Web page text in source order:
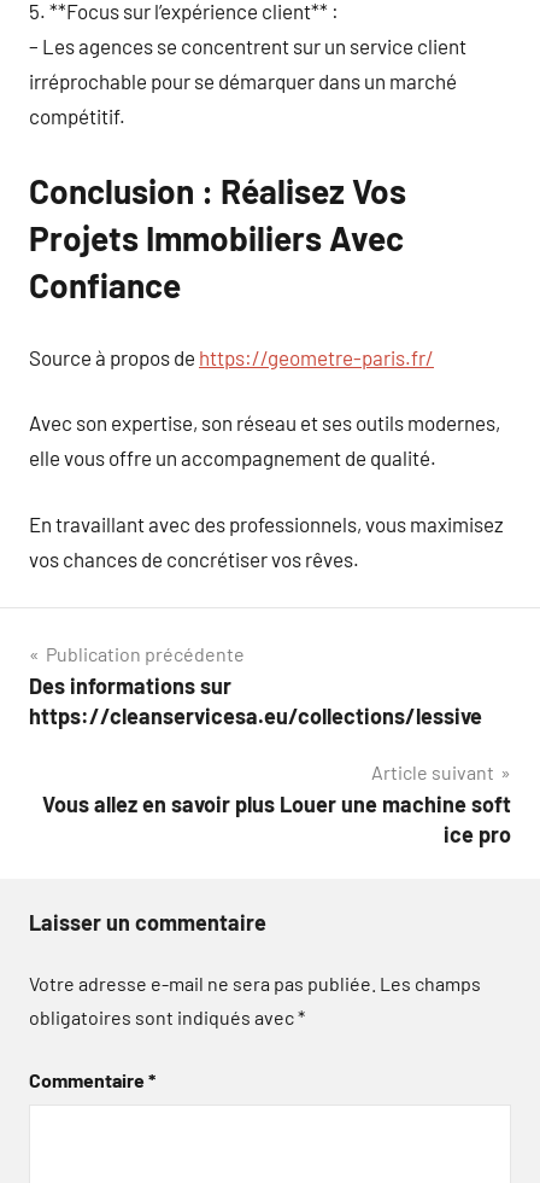
5. **Focus sur l’expérience client** :
– Les agences se concentrent sur un service client
irréprochable pour se démarquer dans un marché
compétitif.
Conclusion : Réalisez Vos
Projets Immobiliers Avec
Confiance
Source à propos de https://geometre-paris.fr/
Avec son expertise, son réseau et ses outils modernes,
elle vous offre un accompagnement de qualité.
En travaillant avec des professionnels, vous maximisez
vos chances de concrétiser vos rêves.
Navigation
de
Publication précédente
Des informations sur
https://cleanservicesa.eu/collections/lessive
Article suivant
Vous allez en savoir plus Louer une machine soft
ice pro
Laisser un commentaire
Votre adresse e-mail ne sera pas publiée. Les champs
obligatoires sont indiqués avec*
Commentaire*